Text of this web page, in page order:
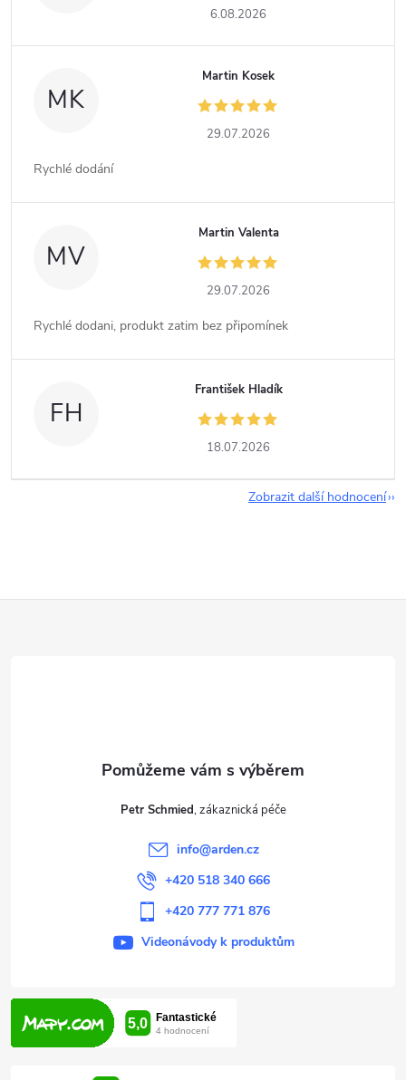
6.08.2026
MK
Martin Kosek
29.07.2026
Rychlé dodání
MV
Martin Valenta
29.07.2026
Rychlé dodani, produkt zatim bez připomínek
FH
František Hladík
18.07.2026
Zobrazit další hodnocení
Petr Schmied
info@arden.cz
+420 518 340 666
+420 777 771 876
Videonávody k produktům